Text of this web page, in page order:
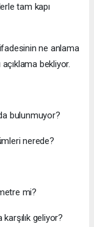
tam kapı
ne anlama
bekliyor.
bulunmuyor?
nerede?
mi?
geliyor?